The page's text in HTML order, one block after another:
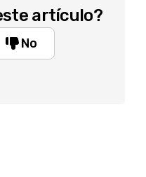
artículo?
No